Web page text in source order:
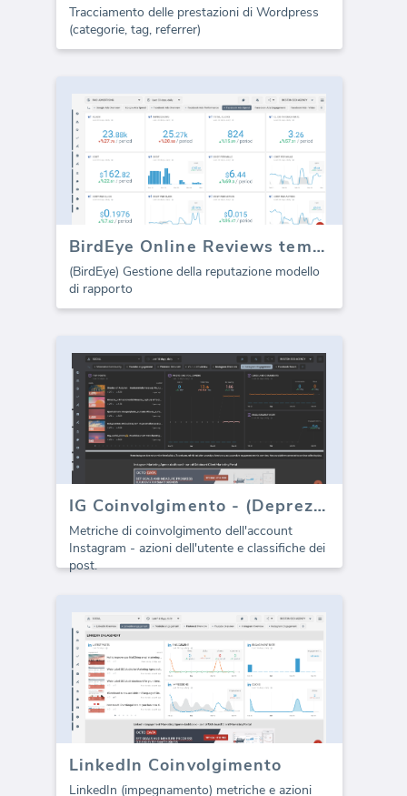
Tracciamento delle prestazioni di Wordpress
(categorie, tag, referrer)
BirdEye Online Reviews template (Report)
(BirdEye) Gestione della reputazione modello
di rapporto
IG Coinvolgimento - (Deprezzato)
Metriche di coinvolgimento dell'account
Instagram - azioni dell'utente e classifiche dei
post.
LinkedIn Coinvolgimento
LinkedIn (impegnamento) metriche e azioni